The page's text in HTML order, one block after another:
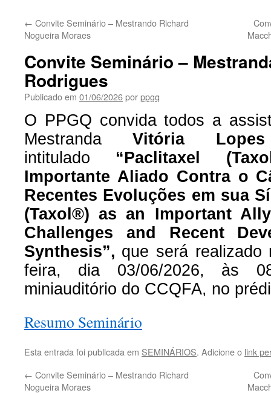
← Convite Seminário – Mestrando Richard
Nogueira Moraes
Convite Seminário –
Rodrigues
Publicado em 01/06/2026porppgq
O PPGQ convida todos a
Mestranda
Vitória
intitulado “Paclitaxel
Importante Aliado Contra o
Recentes Evoluções em sua
(Taxol®) as an Important
Challenges and Recent
Synthesis”, que será realizado
feira, dia 03/06/2026, às
miniauditório do CCQFA, no
Resumo Seminário
Esta entrada foi publicada em SEMINÁRIOS. Adicione o link
← Convite Seminário – Mestrando Richard
Nogueira Moraes